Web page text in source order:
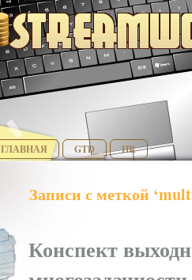
ГЛАВНАЯ GTD HR
Записи с меткой
Конспект